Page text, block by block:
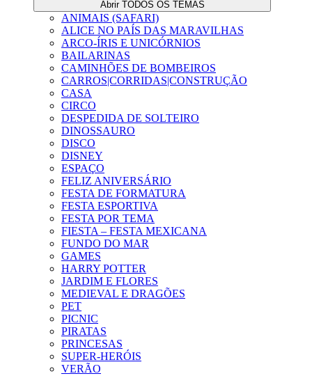
Abrir TODOS OS TEMAS
ANIMAIS (SAFARI)
ALICE NO PAÍS DAS MARAVILHAS
ARCO-ÍRIS E UNICÓRNIOS
BAILARINAS
CAMINHÕES DE BOMBEIROS
CARROS|CORRIDAS|CONSTRUÇÃO
CASA
CIRCO
DESPEDIDA DE SOLTEIRO
DINOSSAURO
DISCO
DISNEY
ESPAÇO
FELIZ ANIVERSÁRIO
FESTA DE FORMATURA
FESTA ESPORTIVA
FESTA POR TEMA
FIESTA – FESTA MEXICANA
FUNDO DO MAR
GAMES
HARRY POTTER
JARDIM E FLORES
MEDIEVAL E DRAGÕES
PET
PICNIC
PIRATAS
PRINCESAS
SUPER-HERÓIS
VERÃO